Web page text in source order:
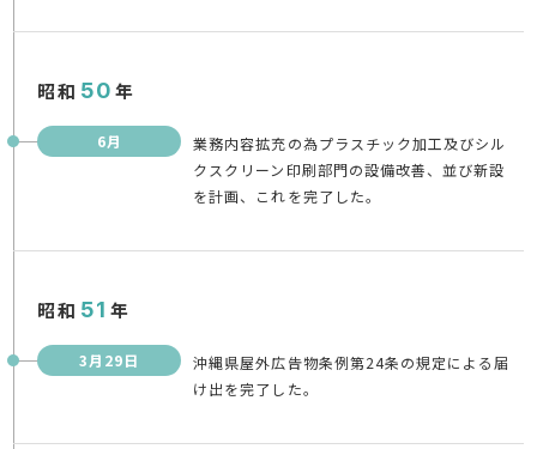
昭和 50 年
6月
業務内容拡充の為プラスチック加工及びシル
クスクリーン印刷部門の設備改善、並び新設
を計画、これを完了した。
昭和 51 年
3月29日
沖縄県屋外広告物条例第24条の規定による届
け出を完了した。